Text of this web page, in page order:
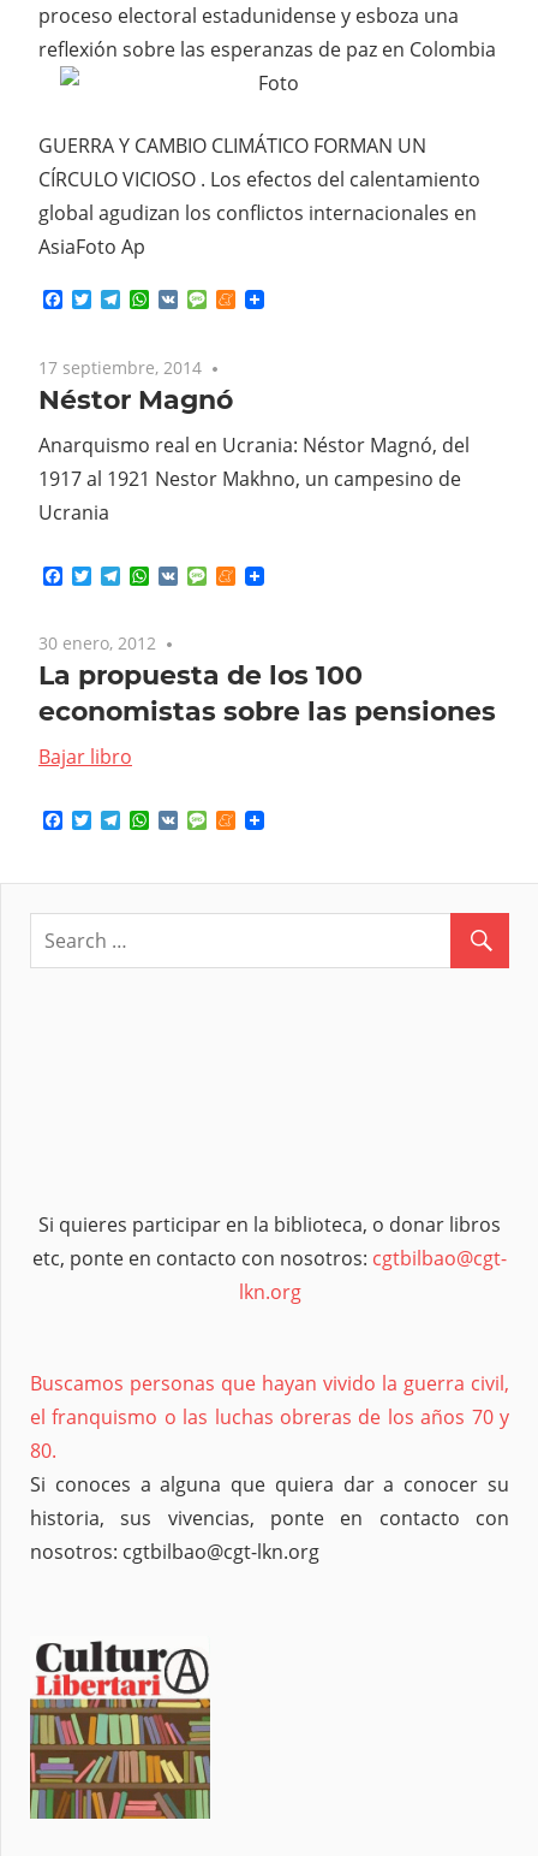
proceso electoral estadunidense y esboza una
reflexión sobre las esperanzas de paz en Colombia
GUERRA Y CAMBIO CLIMÁTICO FORMAN UN
CÍRCULO VICIOSO . Los efectos del calentamiento
global agudizan los conflictos internacionales en
AsiaFoto Ap
Facebook
TwitterTelegram
WhatsApp
VK MessageMeneame
17 septiembre, 2014
Néstor Magnó
Anarquismo real en Ucrania: Néstor Magnó, del
1917 al 1921 Nestor Makhno, un campesino de
Ucrania
Facebook
TwitterTelegram
WhatsApp
VK MessageMeneame
30 enero, 2012
La propuesta de los 100
economistas sobre las pensiones
Bajar libro
Facebook
TwitterTelegram
WhatsApp
VK MessageMeneame
Si quieres participar en la biblioteca, o donar libros
etc, ponte en contacto con nosotros: cgtbilbao@cgt-
lkn.org
Buscamos personas que hayan vivido la guerra civil,
el franquismo o las luchas obreras de los años 70 y
80.
Si conoces a alguna que quiera dar a conocer su
historia, sus vivencias, ponte en contacto con
nosotros: cgtbilbao@cgt-lkn.org